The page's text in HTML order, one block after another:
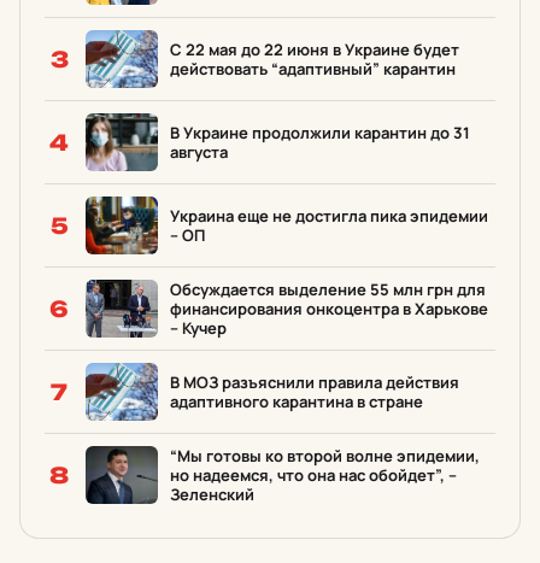
3
С 22 мая до 22 июня в Украине будет
действовать “адаптивный” карантин
4
В Украине продолжили карантин до 31
августа
5
Украина еще не достигла пика эпидемии
– ОП
6
Обсуждается выделение 55 млн грн для
финансирования онкоцентра в Харькове
– Кучер
7
В МОЗ разъяснили правила действия
адаптивного карантина в стране
8
“Мы готовы ко второй волне эпидемии,
но надеемся, что она нас обойдет”, –
Зеленский